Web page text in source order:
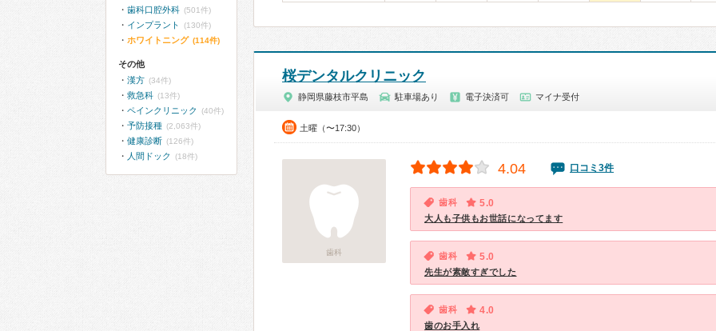
桜デンタルクリニック
静岡県藤枝市平島 駐車場あり 電子決済可 マイナ受付
土曜（〜17:30）
歯科
4.04 口コミ3件
歯科 5.0
大人も子供もお世話になってます
歯科 5.0
先生が素敵すぎでした
歯科 4.0
歯のお手入れ
歯科口腔外科 (501件)
インプラント (130件)
ホワイトニング (114件)
その他
漢方 (34件)
救急科 (13件)
ペインクリニック (40件)
予防接種 (2,063件)
健康診断 (126件)
人間ドック (18件)